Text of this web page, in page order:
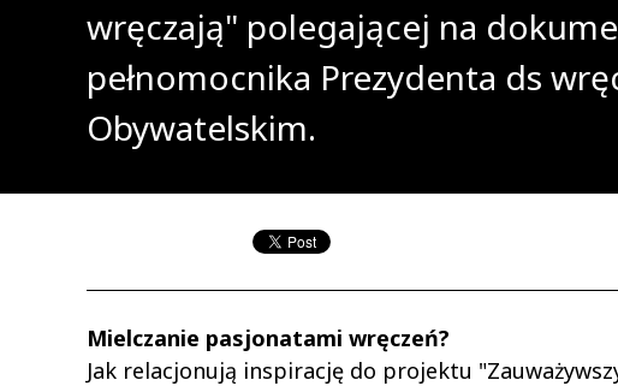
wręczają" polegającej na
pełnomocnika Prezydenta ds
Obywatelskim.
Mielczanie pasjonatami wręczeń?
Jak relacjonują inspirację do projektu